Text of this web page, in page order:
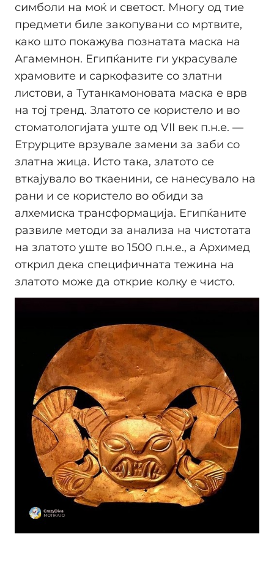
симболи на моќ и светост. Многу од тие
предмети биле закопувани со мртвите,
како што покажува познатата маска на
Агамемнон. Египќаните ги украсувале
храмовите и саркофазите со златни
листови, а Тутанкамоновата маска е врв
на тој тренд. Златото се користело и во
стоматологијата уште од VII век п.н.е. —
Етрурците врзувале замени за заби со
златна жица. Исто така, златото се
вткајувало во ткаенини, се нанесувало на
рани и се користело во обиди за
алхемиска трансформација. Египќаните
развиле методи за анализа на чистотата
на златото уште во 1500 п.н.е., а Архимед
открил дека специфичната тежина на
златото може да открие колку е чисто.